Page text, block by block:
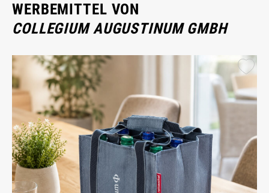
WERBEMITTEL VON
COLLEGIUM AUGUSTINUM GMBH